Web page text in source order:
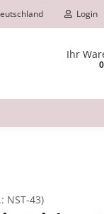
Login
Ihr
NST-43)